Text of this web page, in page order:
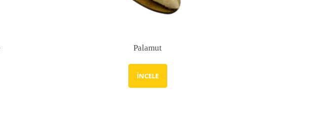
Palamut
İNCELE